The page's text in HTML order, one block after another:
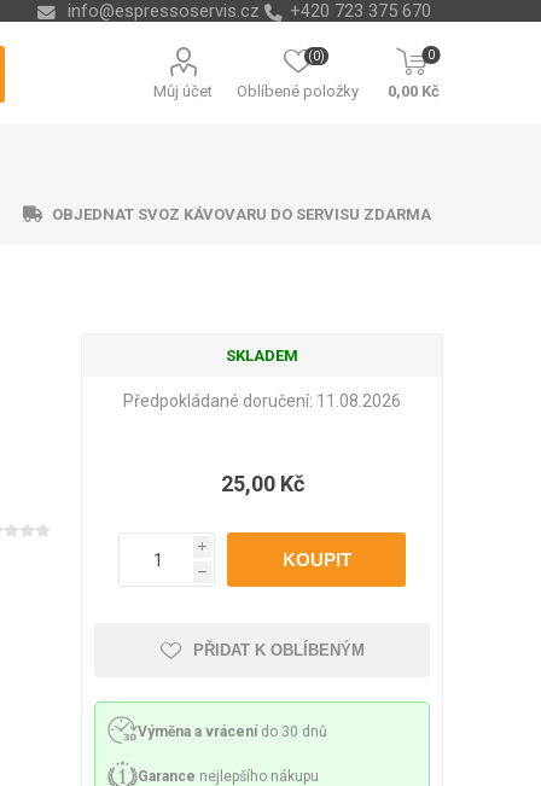
info@espressoservis.cz +420 723 375 670
Můj účet Oblíbené položky
(0) 0
0,00 Kč
Mazivo
a spirály Čerpadla
Melitta Cleamen
Lamart
OBJEDNAT SVOZ KÁVOVARU DO SERVISU ZDARMA
SKLADEM
Předpokládané doručení: 11.08.2026
25,00 Kč
i
h
PŘIDAT K OBLÍBENÝM
Výměna a vrácení do 30 dnů
Garance nejlepšího nákupu